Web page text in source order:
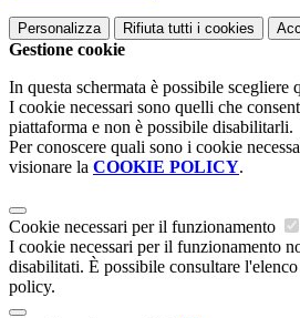
Personalizza Rifiuta tutti i cookies
Gestione cookie
In questa schermata è possibile scegliere
I cookie necessari sono quelli che
piattaforma e non è possibile disabilitarli.
Per conoscere quali sono i cookie
visionare la COOKIE POLICY.
Cookie necessari per il funzionamento
I cookie necessari per il funzionamento
disabilitati. È possibile consultare
policy.